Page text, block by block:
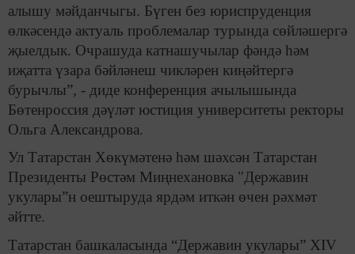
алышу мәйданчыгы. Бүген без юриспруденция
өлкәсендә актуаль проблемалар турында сөйләшергә
җыелдык. Очрашуда катнашучылар фәндә һәм
иҗатта үзара бәйләнеш чикләрен киңәйтергә
бурычлы”, - диде конференция ачылышында
Бөтенроссия дәүләт юстиция университеты ректоры
Ольга Александрова.
Ул Татарстан Хөкүмәтенә һәм шәхсән Татарстан
Президенты Рөстәм Миңнехановка "Державин
укулары”н оештыруда ярдәм иткән өчен рәхмәт
әйтте.
Татарстан башкаласында “Державин укулары” XIV